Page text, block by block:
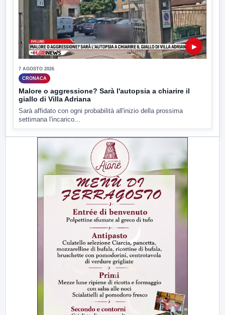
▶
7 AGOSTO 2026
CRONACA
Malore o aggressione? Sarà l'autopsia a chiarire il
giallo di Villa Adriana
Sarà affidato con ogni probabilità all'inizio della prossima
settimana l'incarico...